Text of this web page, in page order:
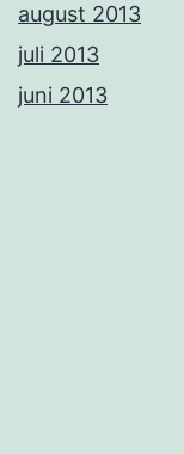
august 2013
juli 2013
juni 2013